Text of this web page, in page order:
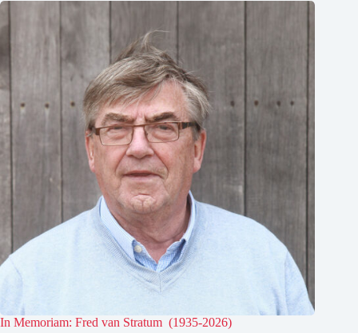
In Memoriam: Fred van Stratum (1935-2026)